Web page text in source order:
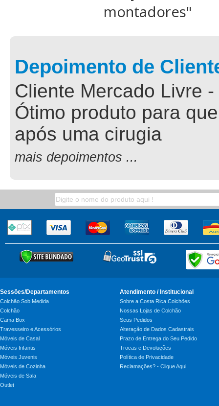
montadores"
Depoimento de
Cliente Mercado Livre
Ótimo produto para
após uma cirugia
mais depoimentos ...
Sessões/Departamentos
Colchão Sob Medida
Colchão
Cama Box
Travesseiro e Acessórios
Móveis de Casal
Móveis Infantis
Móveis Juvenis
Móveis de Cozinha
Móveis de Sala
Outlet
Atendimento / Institucional
Sobre a Costa Rica Colchões
Nossas Lojas de Colchão
Seus Pedidos
Alteração de Dados Cadastrais
Prazo de Entrega do Seu Pedido
Trocas e Devoluções
Política de Privacidade
Reclamações? - Clique Aqui